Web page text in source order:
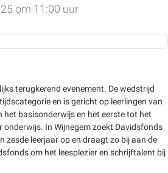
om 11:00 uur
terugkerend evenement. De wedstrijd
en is gericht op leerlingen van
het basisonderwijs en het eerste tot het
onderwijs. In Wijnegem zoekt Davidsfonds
zesde leerjaar op en draagt zo bij aan de
om het leesplezier en schrijftalent bij